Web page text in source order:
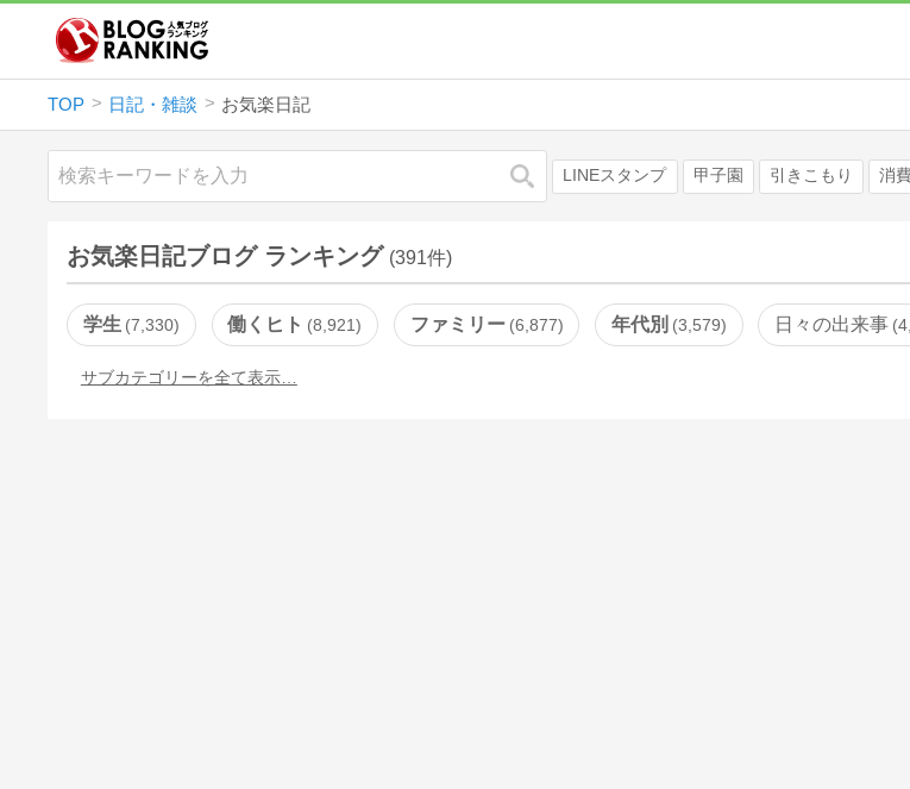
TOP 日記・雑談 お気楽日記
検索 LINEスタンプ 甲子園 引きこもり 消
お気楽日記ブログ ランキング (391件)
学生 7,330 働くヒト 8,921 ファミリー 6,877 年代別 3,579 日々の出来事
サブカテゴリーを全て表示…